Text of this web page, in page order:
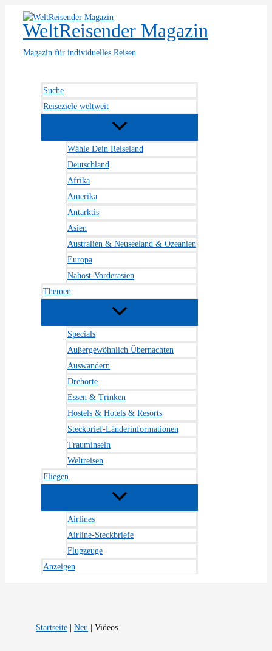
Inhalt
springenWeltReisender Magazin
Magazin für individuelles Reisen
Suche
Reiseziele weltweit
Wähle Dein Reiseland
Deutschland
Afrika
Amerika
Antarktis
Asien
Australien & Neuseeland & Ozeanien
Europa
Nahost-Vorderasien
Themen
Specials
Außergewöhnlich Übernachten
Auswandern
Drehorte
Essen & Trinken
Hostels & Hotels & Resorts
Steckbrief-Länderinformationen
Trauminseln
Weltreisen
Fliegen
Airlines
Airline-Steckbriefe
Flugzeuge
Anzeigen
Startseite |Neu |Videos